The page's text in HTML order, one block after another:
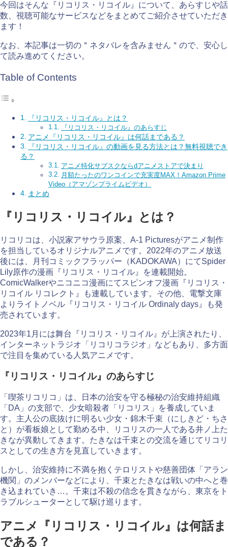
今回はそんな『リコリス・リコイル』について、あらすじや話
数、視聴可能なサービスなどをまとめてご紹介させていただき
ます！
なお、本記事は一切の＂ネタバレを含みません＂ので、安心し
て読み進めてください。
Table of Contents
『リコリス・リコイル』とは？
『リコリス・リコイル』のあらすじ
アニメ『リコリス・リコイル』は何話まである？
『リコリス・リコイル』の動画を見る方法とは？無料視聴でき
る？
アニメ特化サブスクならdアニメストアで決まり
月額たったのワンコインで充実度MAX！Amazon Prime
Video（アマゾンプライムビデオ）
まとめ
『リコリス・リコイル』とは？
リコリコは、小説家アサウラ原案、A-1 Picturesがアニメ制作
を担当しているオリジナルアニメです。2022年のアニメ放送
後には、月刊コミックフラッパー（KADOKAWA）にてSpider
Lily原作の漫画『リコリス・リコイル』を連載開始。
ComicWalkerやニコニコ漫画にてスピンオフ漫画『リコリス・
リコイル リコレクト』も連載しています。その他、電撃文庫
よりライトノベル『リコリス・リコイル Ordinaly days』も発
売されています。
2023年1月には舞台『リコリス・リコイル』が上演されたり、
インターネットラジオ「リコリコラジオ」などもあり、多方面
で注目を集めている人気アニメです。
『リコリス・リコイル』のあらすじ
「喫茶リコリコ」は、日本の治安を守る極秘の治安維持組織
「DA」の支部で、少女暗殺者「リコリス」を養成していま
す。主人公の底抜けに明るい少女・錦木千束（にしきど・ちさ
と）が看板娘として勤める中、リコリスの一人である井ノ上た
きなが異動してきます。たきなは千束との交流を通じてリコリ
スとしての生き方を見直していきます。
しかし、治安維持に不満を抱くテロリストや慈善団体「アラン
機関」のメンバーなどにより、千束とたきなは戦いの中へと巻
き込まれていき…。千束は不殺の信念を貫きながら、東京をト
ラブルシューターとして駆け巡ります。
アニメ『リコリス・リコイル』は何話ま
である？